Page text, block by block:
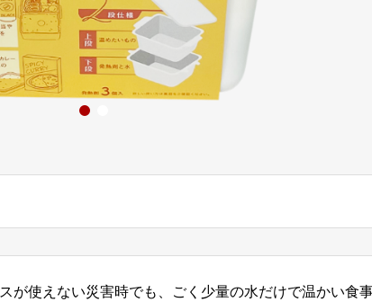
が使えない災害時でも、ごく少量の水だけで温かい食